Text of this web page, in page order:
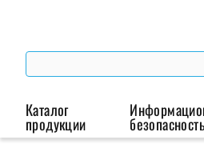
Каталог
продукции безопасность